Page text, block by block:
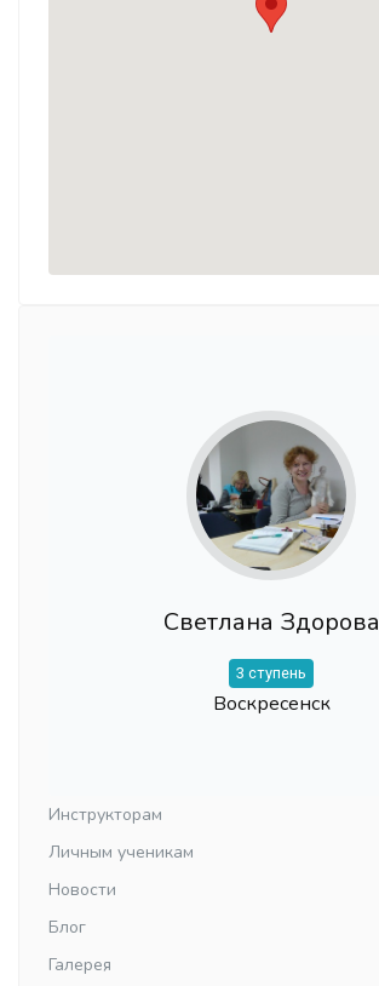
Светлана Здорова
3 ступень
Воскресенск
Инструкторам
Личным ученикам
Новости
Блог
Галерея